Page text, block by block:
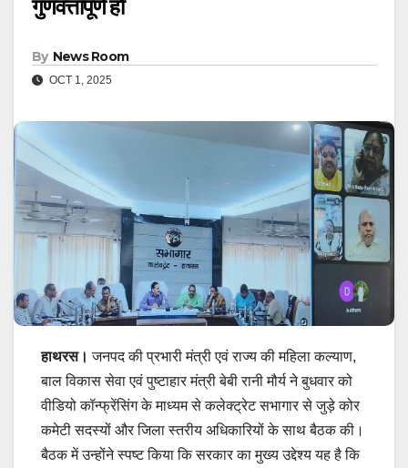
By News Room
OCT 1, 2025
हाथरस। जनपद की प्रभारी मंत्री एवं राज्य की महिला कल्याण,
बाल विकास सेवा एवं पुष्टाहार मंत्री बेबी रानी मौर्य ने बुधवार को
वीडियो कॉन्फ्रेंसिंग के माध्यम से कलेक्ट्रेट सभागार से जुड़े कोर
कमेटी सदस्यों और जिला स्तरीय अधिकारियों के साथ बैठक की।
बैठक में उन्होंने स्पष्ट किया कि सरकार का मुख्य उद्देश्य यह है कि